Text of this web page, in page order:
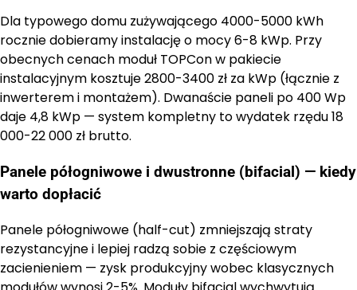
Dla typowego domu zużywającego 4000-5000 kWh
rocznie dobieramy instalację o mocy 6-8 kWp. Przy
obecnych cenach moduł TOPCon w pakiecie
instalacyjnym kosztuje 2800-3400 zł za kWp (łącznie z
inwerterem i montażem). Dwanaście paneli po 400 Wp
daje 4,8 kWp — system kompletny to wydatek rzędu 18
000-22 000 zł brutto.
Panele półogniwowe i dwustronne (bifacial) — kiedy
warto dopłacić
Panele półogniwowe (half-cut) zmniejszają straty
rezystancyjne i lepiej radzą sobie z częściowym
zacienieniem — zysk produkcyjny wobec klasycznych